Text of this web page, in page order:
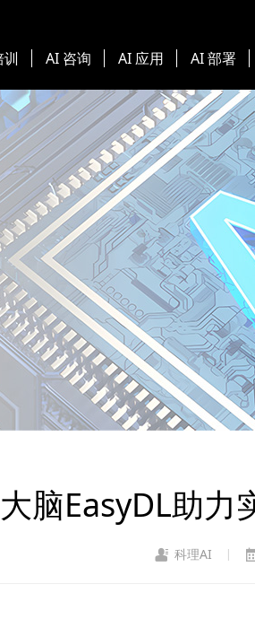
训 AI 咨询 AI 应用 AI 部署
脑EasyDL助力
科理AI |